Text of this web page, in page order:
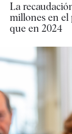
La
millones en el
que en 2024